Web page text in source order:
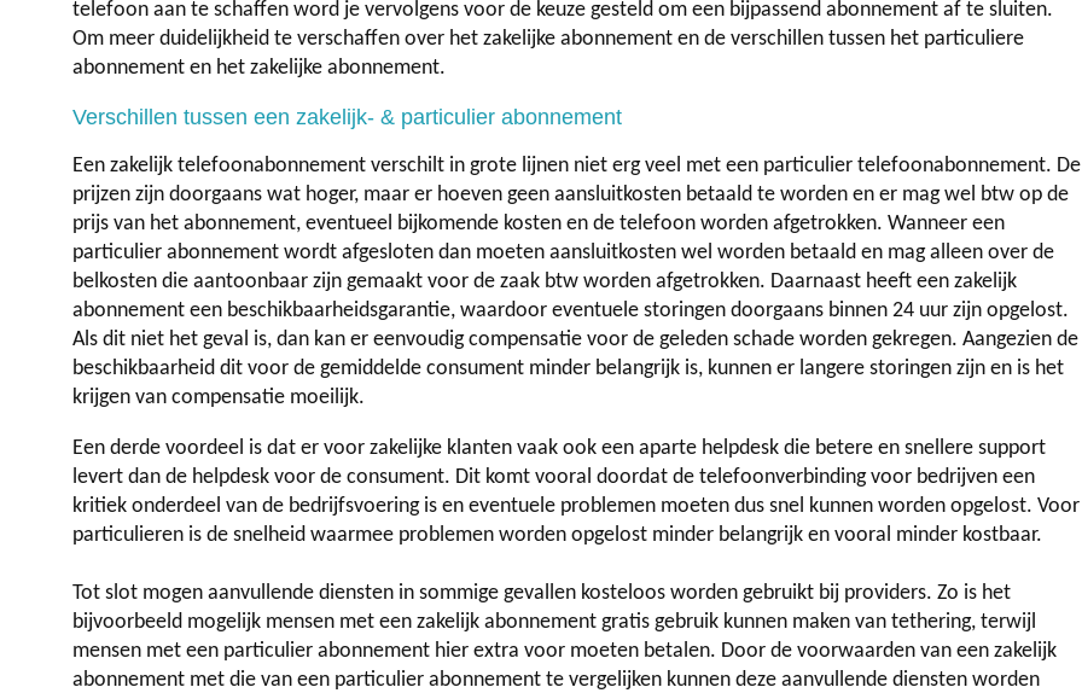
telefoon aan te schaffen word je vervolgens voor de keuze gesteld om een bijpassend abonnement af te sluiten.
Om meer duidelijkheid te verschaffen over het zakelijke abonnement en de verschillen tussen het particuliere
abonnement en het zakelijke abonnement.
Verschillen tussen een zakelijk- & particulier abonnement
Een zakelijk telefoonabonnement verschilt in grote lijnen niet erg veel met een particulier telefoonabonnement. De
prijzen zijn doorgaans wat hoger, maar er hoeven geen aansluitkosten betaald te worden en er mag wel btw op de
prijs van het abonnement, eventueel bijkomende kosten en de telefoon worden afgetrokken. Wanneer een
particulier abonnement wordt afgesloten dan moeten aansluitkosten wel worden betaald en mag alleen over de
belkosten die aantoonbaar zijn gemaakt voor de zaak btw worden afgetrokken. Daarnaast heeft een zakelijk
abonnement een beschikbaarheidsgarantie, waardoor eventuele storingen doorgaans binnen 24 uur zijn opgelost.
Als dit niet het geval is, dan kan er eenvoudig compensatie voor de geleden schade worden gekregen. Aangezien de
beschikbaarheid dit voor de gemiddelde consument minder belangrijk is, kunnen er langere storingen zijn en is het
krijgen van compensatie moeilijk.
Een derde voordeel is dat er voor zakelijke klanten vaak ook een aparte helpdesk die betere en snellere support
levert dan de helpdesk voor de consument. Dit komt vooral doordat de telefoonverbinding voor bedrijven een
kritiek onderdeel van de bedrijfsvoering is en eventuele problemen moeten dus snel kunnen worden opgelost. Voor
particulieren is de snelheid waarmee problemen worden opgelost minder belangrijk en vooral minder kostbaar.
Tot slot mogen aanvullende diensten in sommige gevallen kosteloos worden gebruikt bij providers. Zo is het
bijvoorbeeld mogelijk mensen met een zakelijk abonnement gratis gebruik kunnen maken van tethering, terwijl
mensen met een particulier abonnement hier extra voor moeten betalen. Door de voorwaarden van een zakelijk
abonnement met die van een particulier abonnement te vergelijken kunnen deze aanvullende diensten worden